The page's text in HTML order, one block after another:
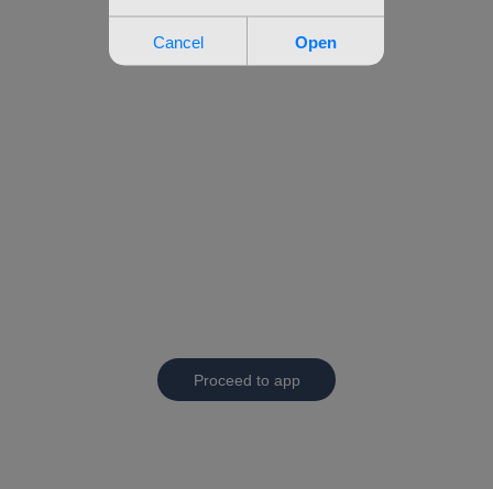
Proceed to app